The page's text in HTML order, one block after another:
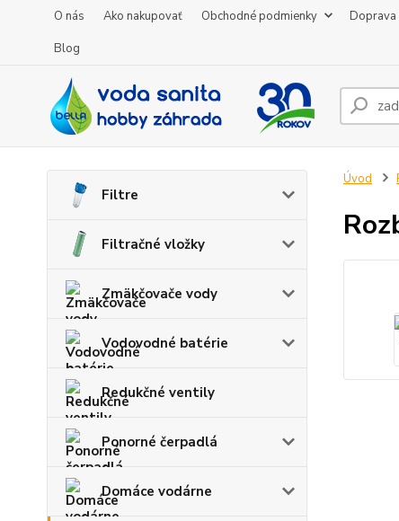
O nás Ako nakupovať Obchodné podmienky Doprava
Blog
Filtre
Filtračné vložky
Zmäkčovače vody
Vodovodné batérie
Redukčné ventily
Ponorné čerpadlá
Domáce vodárne
Úvod